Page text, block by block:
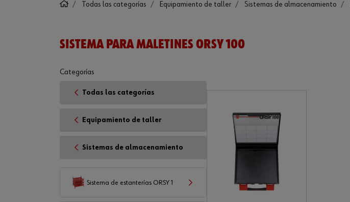
Todas las categorías Equipamiento de taller Sistemas de almacenamiento
SISTEMA PARA MALETINES ORSY 100
Categorías
Todas las categorías
Equipamiento de taller
Sistemas de almacenamiento
Sistema de estanterías ORSY 1